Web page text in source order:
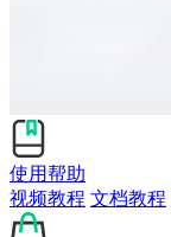
使用帮助
视频教程 文档教程